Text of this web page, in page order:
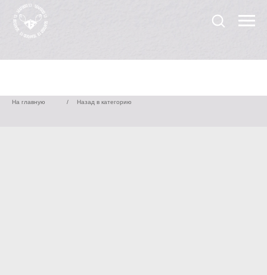
На главную Назад в категорию
/